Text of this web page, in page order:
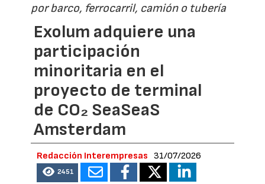
por barco, ferrocarril, camión o tubería
Exolum adquiere una
participación
minoritaria en el
proyecto de terminal
de CO₂ SeaSeaS
Amsterdam
Redacción Interempresas 31/07/2026
2451